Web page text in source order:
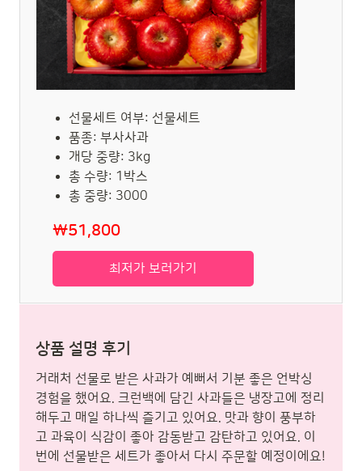
선물세트 여부: 선물세트
품종: 부사사과
개당 중량: 3kg
총 수량: 1박스
총 중량: 3000
₩51,800
최저가 보러가기
상품 설명 후기
거래처 선물로 받은 사과가 예뻐서 기분 좋은 언박싱
경험을 했어요. 크런백에 담긴 사과들은 냉장고에 정리
해두고 매일 하나씩 즐기고 있어요. 맛과 향이 풍부하
고 과육이 식감이 좋아 감동받고 감탄하고 있어요. 이
번에 선물받은 세트가 좋아서 다시 주문할 예정이에요!